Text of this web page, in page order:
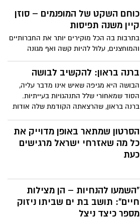
חדר החזרות "ביט" – להוציא אל העולם את
מה שנולד מתוך שבר: אלבום חדש בשם "כמה
כאב כמה כוח", הכולל עשרה שירים שנכתבו
והולחנו לזכרם של בני משפחת קוץ.
כוחם השקט של המופנמים – סוזן
קיין משנה תפיסות
בתרבות בה הכל מוקירים יותר את החברותיים
והמוחצנים, עלול להיות קשה ואף מגונה
להיות מופנם. אבל, כפי שטוענת סוזן קיין
בהרצאתה מלאת הלהט, המופנמים מביאים
ברנה בראון: להקשיב לבושה
הבושה היא מגיפה שאיש אינו מדבר עליה,
הסוד שמאחורי שלל התנהגויות בעייתיות.
ברנה בראון, שהרצאתה הקודמת שלה אודות
להתרחש כאשר אנשים בוחרים להתעמת
ראש-בראש עם הבושה שבהם. ההומור,
האנושיות והפגיעות שבה מתגלים בכל אחת
ממילותיה.
הסרטון שמתאר באופן מדוייק את
כל מה שאזרחי ישראל מרגישים
כעת
"השמעו להנחיות – הן מצילות
חיים": תושב בת ים שביתו ניזוק
מספר כיצד ניצל